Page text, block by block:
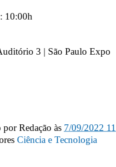
10:00h
3 | São Paulo Expo
porRedação às 7/09/2022
Ciência e Tecnologia